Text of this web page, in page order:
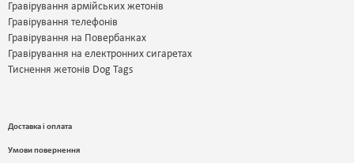
Гравірування армійських жетонів
Гравірування телефонів
Гравірування на Повербанках
Гравірування на електронних сигаретах
Тиснення жетонів Dog Tags
Доставка і оплата
Умови повернення